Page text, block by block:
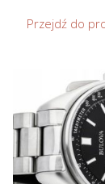
Przejdź do